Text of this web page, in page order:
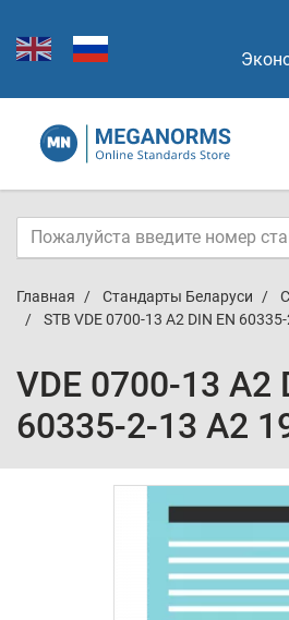
Главная Стандарты Беларуси
STB VDE 0700-13 A2 DIN EN
VDE 0700-13 A2
60335-2-13 A2